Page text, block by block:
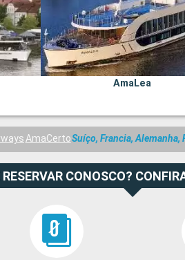
AmaLea
AmaCertoSuíço, Francia,
RESERVAR CONOSCO?